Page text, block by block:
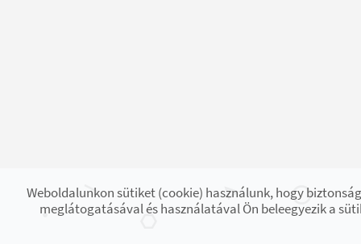
Weboldalunkon sütiket (cookie) használunk, hogy
meglátogatásával és használatával Ön beleegyezik a